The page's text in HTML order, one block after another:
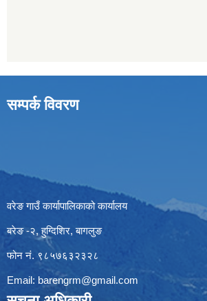
सम्पर्क विवरण
वरेङ गाउँ कार्यापालिकाको कार्यालय
बरेङ -२, हुग्दिशिर, बागलुङ
फोन नं. ९८५७६३२३२८
Email: barengrm@gmail.com